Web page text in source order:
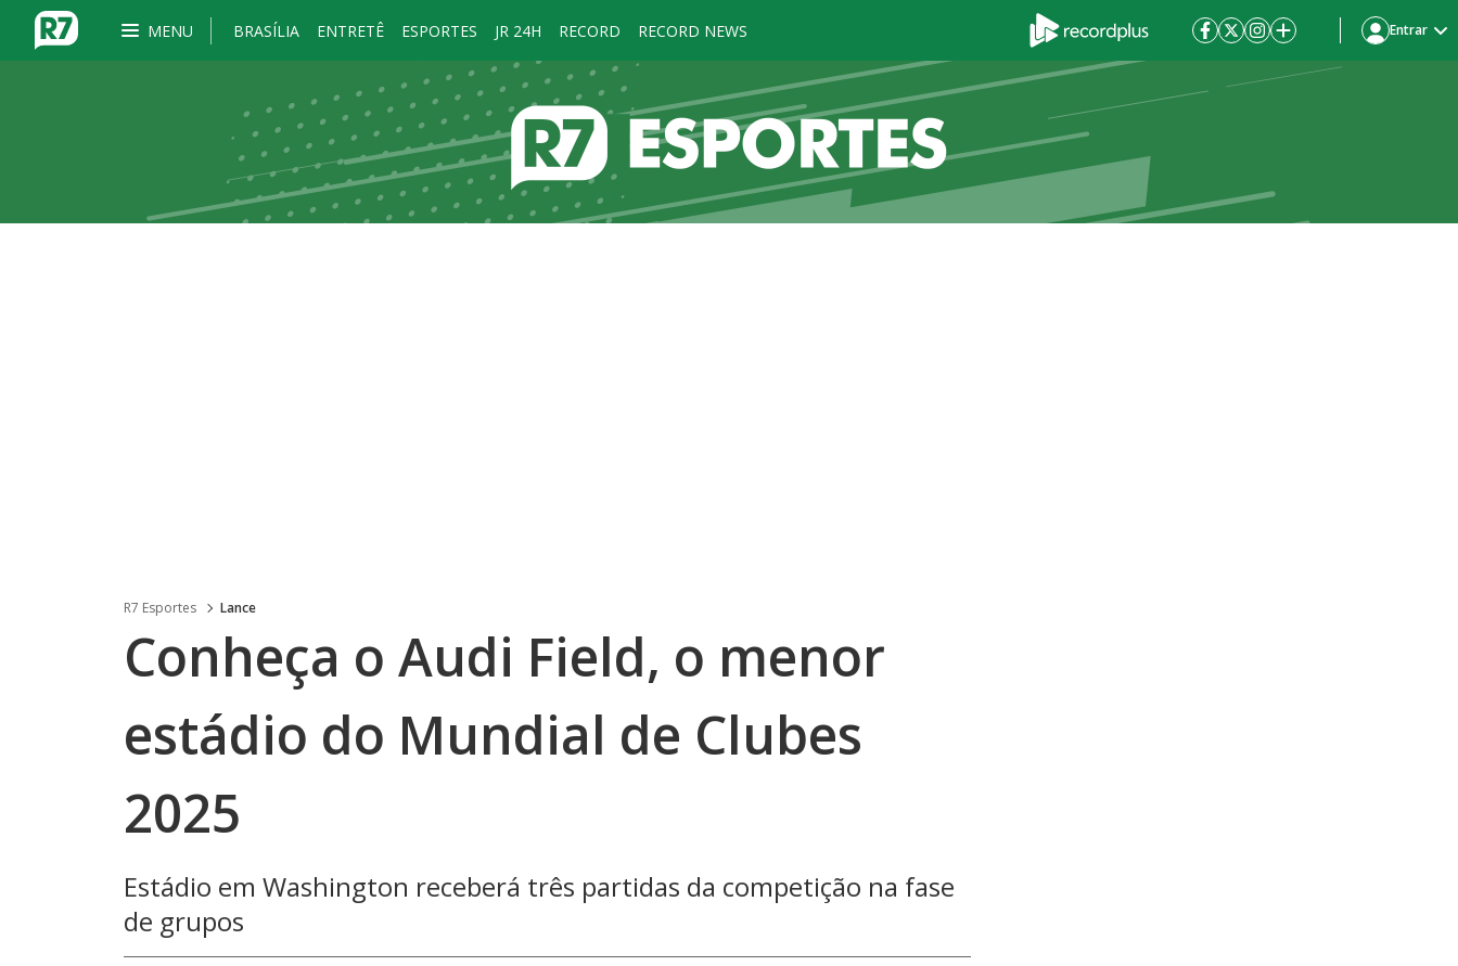
MENU BRASÍLIA ENTRETÊ ESPORTES JR 24H RECORD RECORD NEWS Entrar
R7 Esportes Lance
Conheça o Audi Field, o menor
estádio do Mundial de Clubes
2025
Estádio em Washington receberá três partidas da competição na fase
de grupos